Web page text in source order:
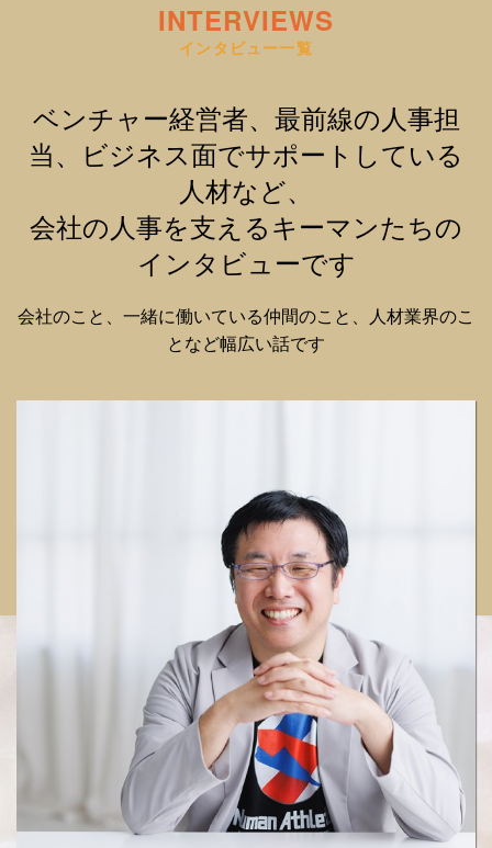
INTERVIEWS
インタビュー一覧
ベンチャー経営者、最前線の人事担
当、ビジネス面でサポートしている
人材など、
会社の人事を支えるキーマンたちの
インタビューです
会社のこと、一緒に働いている仲間のこと、人材業界のこ
となど幅広い話です